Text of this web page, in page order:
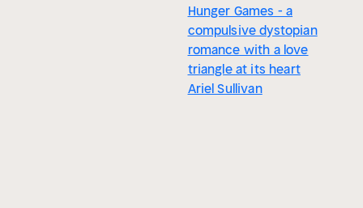
Hunger Games - a
compulsive dystopian
romance with a love
triangle at its heart
Ariel Sullivan